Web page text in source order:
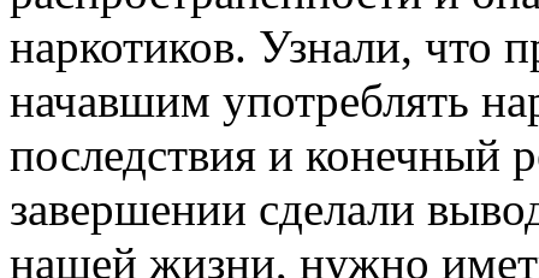
наркотиков. Узнали, что
начавшим употреблять
последствия и конечный
завершении сделали
нашей жизни, нужно